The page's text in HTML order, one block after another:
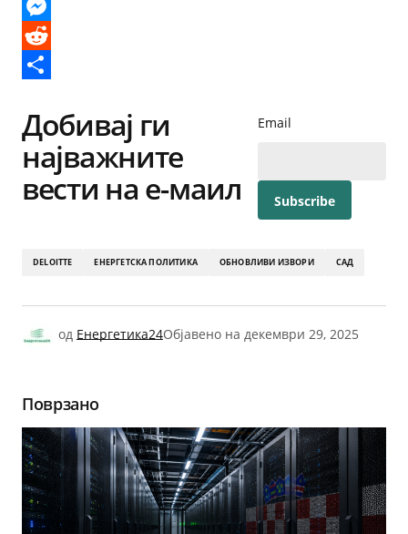
X
Messenger
Reddit
Добивај ги
најважните
вести на е-маил
Email
DELOITTE ЕНЕРГЕТСКА ПОЛИТИКА ОБНОВЛИВИ ИЗВОРИ САД
од Енергетика24Објавено на декември 29, 2025
Поврзано